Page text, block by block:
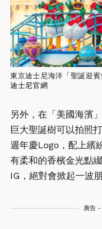
東京迪士尼海洋「聖誕迎
迪士尼官網
另外，在「美國海濱
巨大聖誕樹可以拍照
週年慶Logo，配上繽
有柔和的香檳金光點
IG，絕對會掀起一波
廣告 -